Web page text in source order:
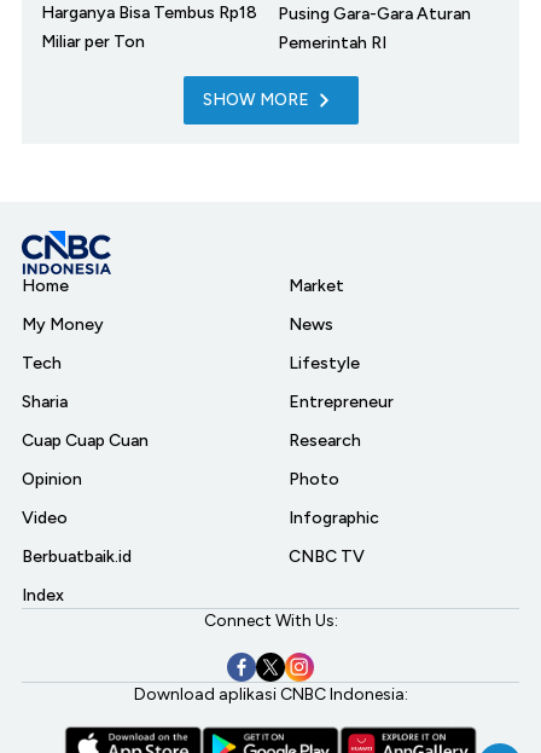
Harganya Bisa Tembus Rp18
Miliar per Ton
Pusing Gara-Gara Aturan
Pemerintah RI
SHOW MORE
Home
My Money
Tech
Sharia
Cuap Cuap Cuan
Opinion
Video
Berbuatbaik.id
Index
Market
News
Lifestyle
Entrepreneur
Research
Photo
Infographic
CNBC TV
Connect With Us:
Download aplikasi CNBC Indonesia: